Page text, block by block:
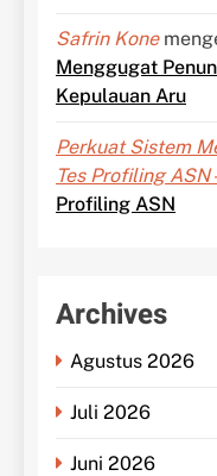
Safrin Kone
Menggugat
Kepulauan Aru
Perkuat Sistem
Tes Profiling ASN
Profiling ASN
Archives
Agustus 2026
Juli 2026
Juni 2026